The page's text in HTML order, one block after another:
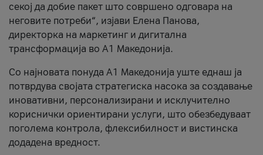
секој да добие пакет што совршено одговара на
неговите потреби“, изјави Елена Панова,
директорка на маркетинг и дигитална
трансформација во А1 Македонија.
Со најновата понуда А1 Македонија уште еднаш ја
потврдува својата стратегиска насока за создавање
иновативни, персонализирани и исклучително
кориснички ориентирани услуги, што обезбедуваат
поголема контрола, флексибилност и вистинска
додадена вредност.